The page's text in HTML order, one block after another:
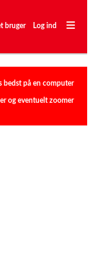
―
―
―
bruger Log ind
bedst på en computer
og eventuelt zoomer